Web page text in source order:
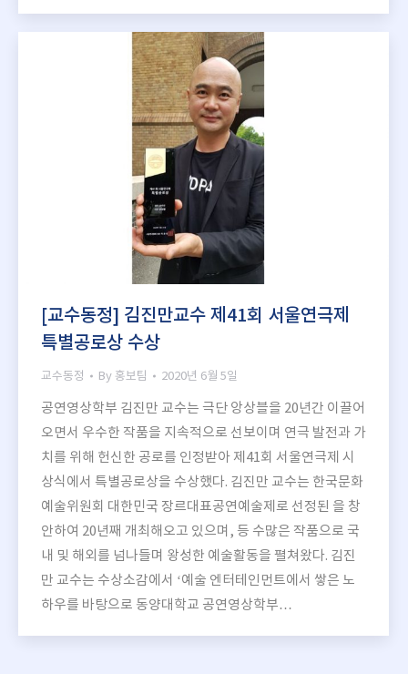
[교수동정] 김진만교수 제41회 서울연극제
특별공로상 수상
교수동정 By 홍보팀 2020년 6월 5일
공연영상학부 김진만 교수는 극단 앙상블을 20년간 이끌어
오면서 우수한 작품을 지속적으로 선보이며 연극 발전과 가
치를 위해 헌신한 공로를 인정받아 제41회 서울연극제 시
상식에서 특별공로상을 수상했다. 김진만 교수는 한국문화
예술위원회 대한민국 장르대표공연예술제로 선정된 을 창
안하여 20년째 개최해오고 있으며, 등 수많은 작품으로 국
내 및 해외를 넘나들며 왕성한 예술활동을 펼쳐왔다. 김진
만 교수는 수상소감에서 ‘예술 엔터테인먼트에서 쌓은 노
하우를 바탕으로 동양대학교 공연영상학부…